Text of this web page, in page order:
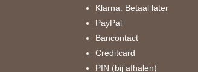
Klarna: Betaal later
PayPal
Bancontact
Creditcard
PIN (bij afhalen)